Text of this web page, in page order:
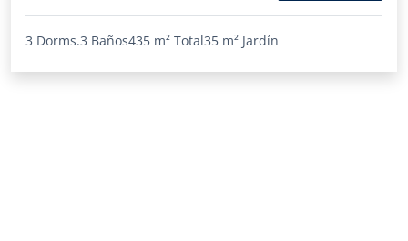
3 Dorms.3 Baños435 m² Total35 m² Jardín